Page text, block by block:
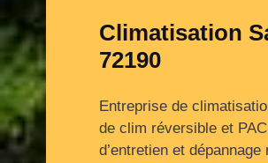
Climatisation
72190
Entreprise de
de clim réversible et
d’entretien et